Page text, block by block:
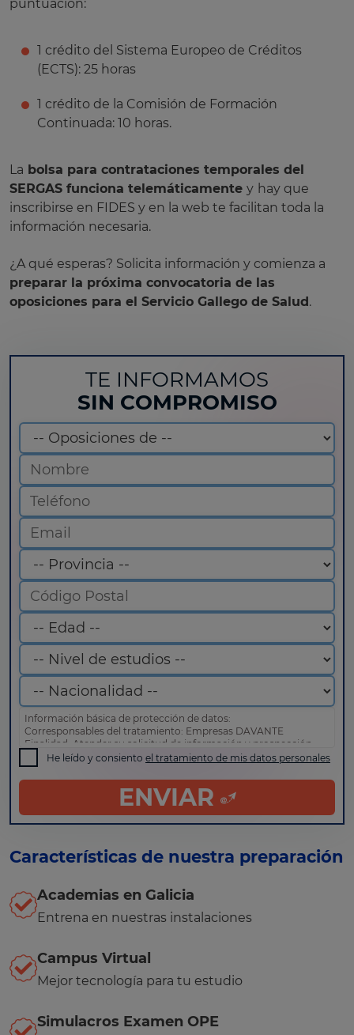
puntuación:
1 crédito del Sistema Europeo de Créditos
(ECTS): 25 horas
1 crédito de la Comisión de Formación
Continuada: 10 horas.
La bolsa para contrataciones temporales del
SERGAS funciona telemáticamente y hay que
inscribirse en FIDES y en la web te facilitan toda la
información necesaria.
¿A qué esperas? Solicita información y comienza a
preparar la próxima convocatoria de las
oposiciones para el Servicio Gallego de Salud .
TE INFORMAMOS
SIN COMPROMISO
Información básica de protección de datos:
Corresponsables del tratamiento: Empresas DAVANTE
Finalidad: Atender su solicitud de información y prospección
comercial
Derechos: Puede acceder, rectificar y suprimir sus datos, así
como otros derechos tal y como se explica en nuestrapolítica
He leído y consiento el tratamiento de mis datos personales
ENVIAR
Características de nuestra preparación
Academias en Galicia
Entrena en nuestras instalaciones
Campus Virtual
Mejor tecnología para tu estudio
Simulacros Examen OPE